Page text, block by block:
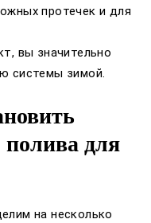
протечек и для
вы значительно
системы зимой.
полива для
на несколько